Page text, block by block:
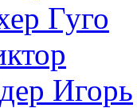
Гуго
Игорь